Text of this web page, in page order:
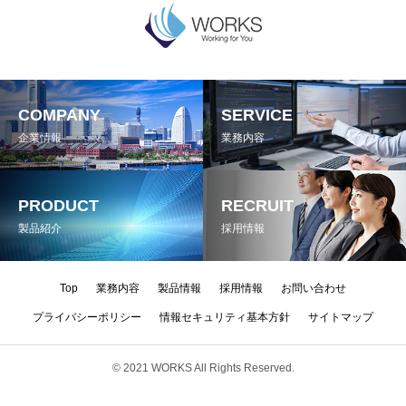
COMPANY
企業情報
SERVICE
業務内容
PRODUCT
製品紹介
RECRUIT
採用情報
Top 業務内容 製品情報 採用情報 お問い合わせ
プライバシーポリシー 情報セキュリティ基本方針 サイトマップ
© 2021 WORKS All Rights Reserved.